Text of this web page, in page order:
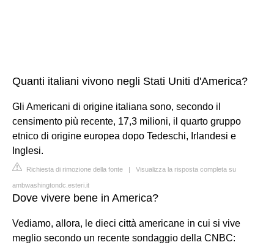
Quanti italiani vivono negli Stati Uniti d'America?
Gli Americani di origine italiana sono, secondo il
censimento più recente, 17,3 milioni, il quarto gruppo
etnico di origine europea dopo Tedeschi, Irlandesi e
Inglesi.
Richiesta di rimozione della fonte | Visualizza la risposta completa su
ambwashingtondc.esteri.it
Dove vivere bene in America?
Vediamo, allora, le dieci città americane in cui si vive
meglio secondo un recente sondaggio della CNBC: